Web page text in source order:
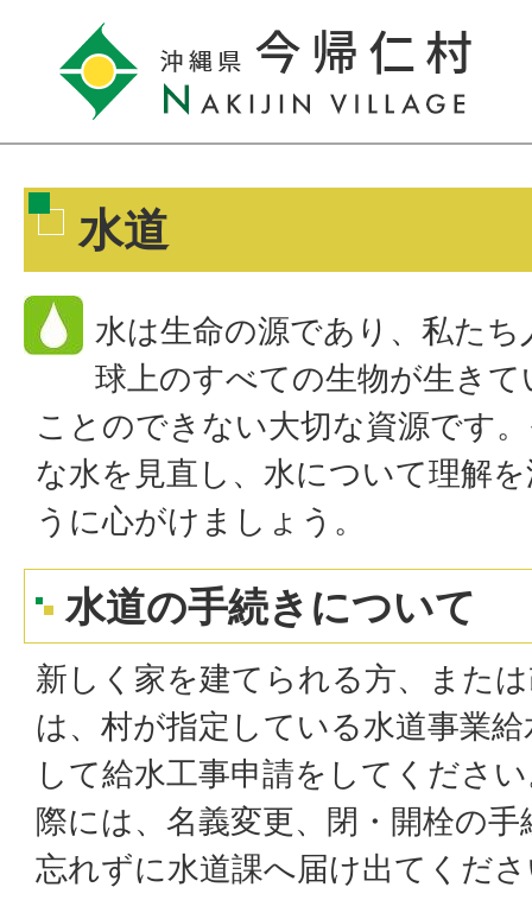
水道
水は生命の源であり、私た
球上のすべての生物が生き
ことのできない大切な資源です
な水を見直し、水について理解
うに心がけましょう。
水道の手続きについて
新しく家を建てられる方、また
は、村が指定している水道事業
して給水工事申請をしてくださ
際には、名義変更、閉・開栓の
忘れずに水道課へ届け出てくだ